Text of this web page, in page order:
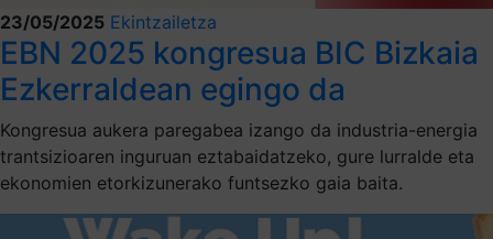
23/05/2025 Ekintzailetza
EBN 2025 kongresua BIC Bizkaia
Ezkerraldean egingo da
Kongresua aukera paregabea izango da industria-energia
trantsizioaren inguruan eztabaidatzeko, gure lurralde eta
ekonomien etorkizunerako funtsezko gaia baita.